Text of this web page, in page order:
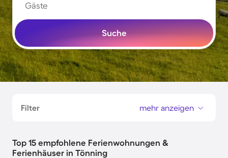
Gäste
Suche
Filter mehr anzeigen
Top 15 empfohlene Ferienwohnungen &
Ferienhäuser in Tönning